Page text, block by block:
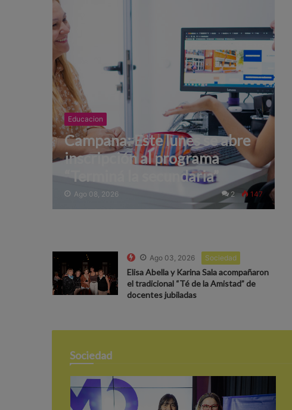
Educacion
Campana: Este lunes se abre
inscripción al programa
“Terminá la secundaria”
Ago 08, 2026 2 147
Ago 03, 2026 Sociedad
Elisa Abella y Karina Sala acompañaron
el tradicional “Té de la Amistad” de
docentes jubiladas
Sociedad